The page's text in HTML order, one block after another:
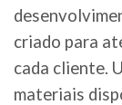
criado para
cada cliente.
materiais